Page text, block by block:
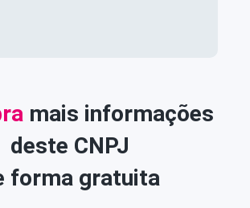
mais informações
deste CNPJ
forma gratuita